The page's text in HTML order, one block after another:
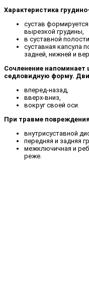
Характеристика
сустав
вырезкой грудины,
в суставной
суставная капсула
задней, нижней и
Сочленение напоминает
седловидную форму.
вперед-назад,
вверх-вниз,
вокруг своей оси.
При травме
внутрисуставной
передняя и задняя
межключичная и
реже.